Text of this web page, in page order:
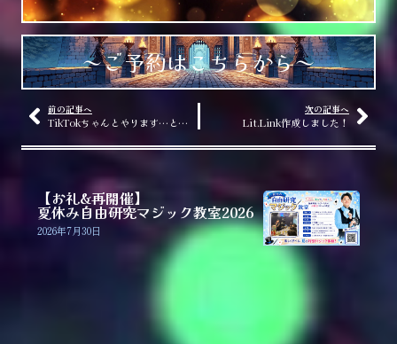
～ご予約はこちらから～
前の記事へ
TikTokちゃんとやります…と思います！
次の記事へ
Lit.Link作成しました！
【お礼&再開催】
夏休み自由研究マジック教室2026
2026年7月30日